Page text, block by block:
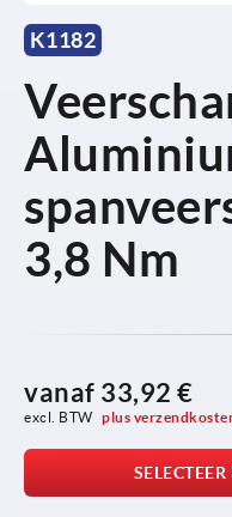
K1182
3,8 Nm
vanaf 33,92 €
excl. BTW plus